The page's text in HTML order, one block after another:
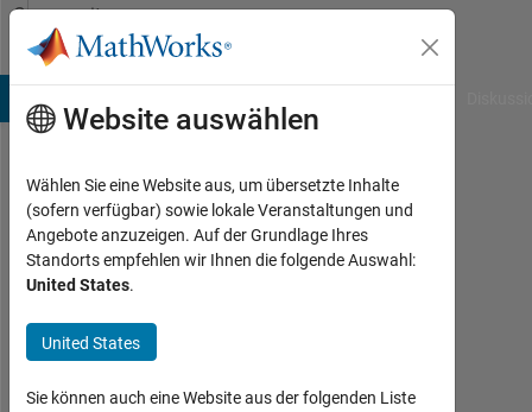
Weiter zum Inhalt
Community
Profile
Mohan
Prasath
Thirumalaisamy
Aktiv
2012
Website auswählen
Wählen Sie eine Website aus, um übersetzte Inhalte
(sofern verfügbar) sowie lokale Veranstaltungen und
Angebote anzuzeigen. Auf der Grundlage Ihres
Standorts empfehlen wir Ihnen die folgende Auswahl:
United States.
United States
Sie können auch eine Website aus der folgenden Liste